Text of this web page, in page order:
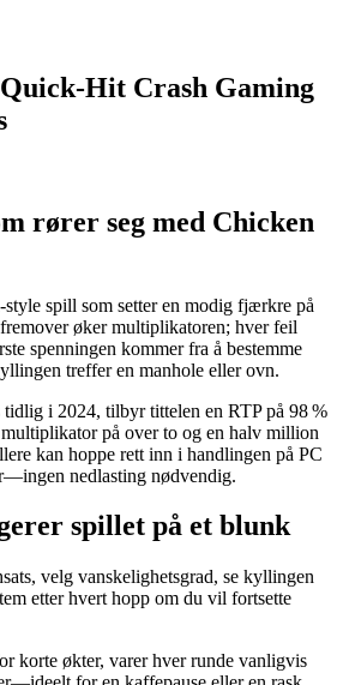
Crash Gaming
rører seg med Chicken
spill som setter en modig fjærkre på
øker multiplikatoren; hver feil
spenningen kommer fra å bestemme
treffer en manhole eller ovn.
i 2024, tilbyr tittelen en RTP på 98 %
på over to og en halv million
kan hoppe rett inn i handlingen på PC
nedlasting nødvendig.
spillet på et blunk
velg vanskelighetsgrad, se kyllingen
etter hvert hopp om du vil fortsette
korte økter, varer hver runde vanligvis